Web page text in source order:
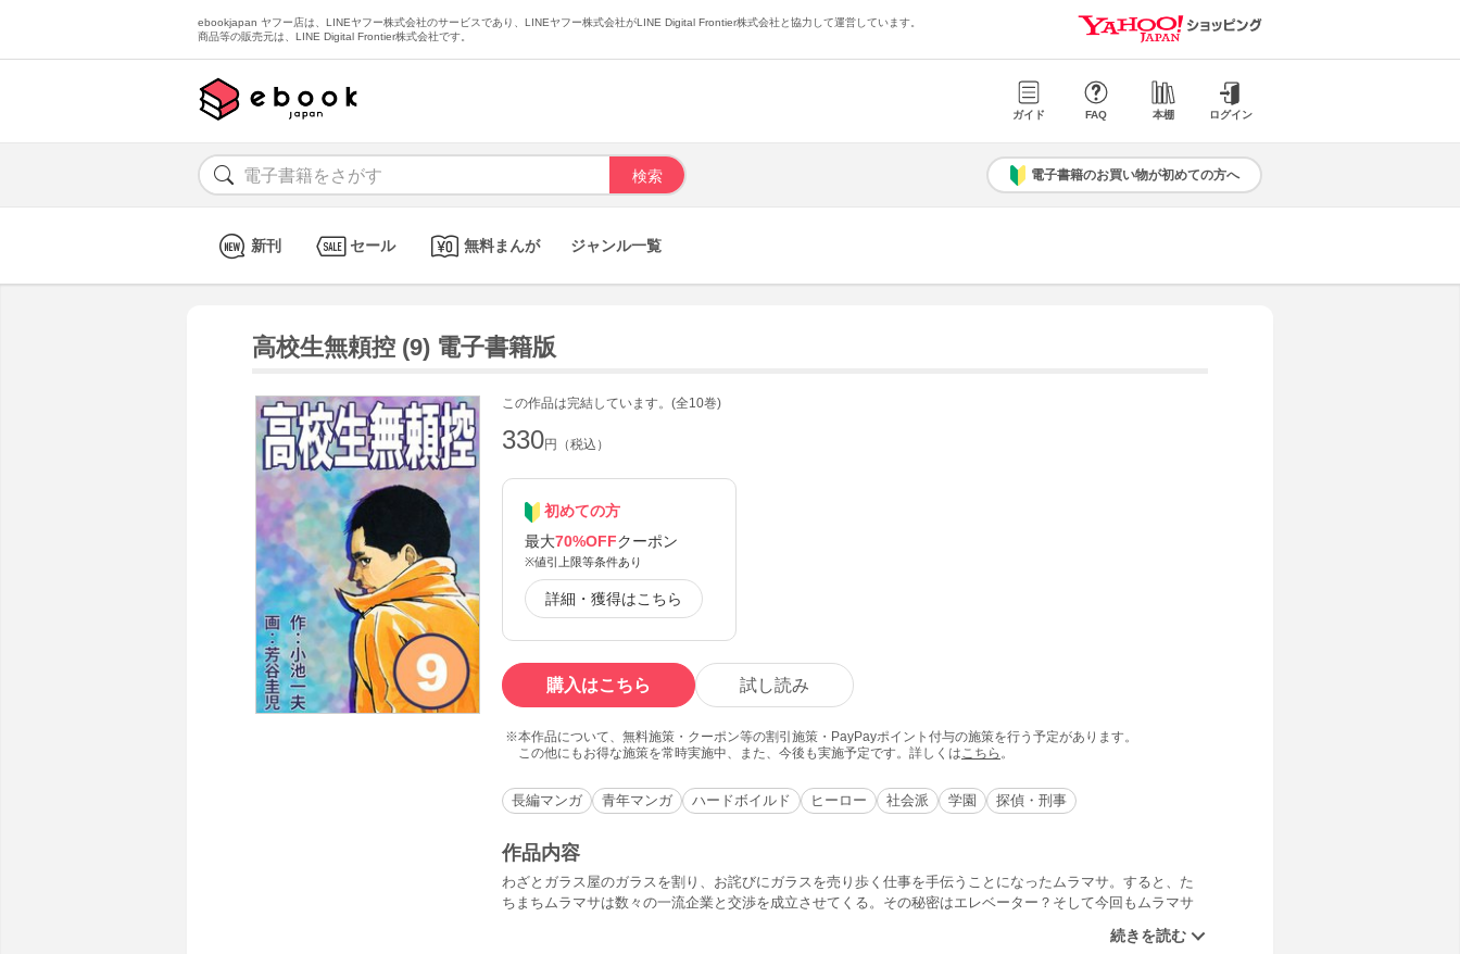
ebookjapan ヤフー店は、LINEヤフー株式会社のサービスであり、LINEヤフー株式会社がLINE Digital Frontier株式会社と協力して運営しています。
商品等の販売元は、LINE Digital Frontier株式会社です。
ガイド FAQ 本棚 ログイン
電子書籍のお買い物が初めての方へ
新刊 セール 無料まんが ジャンル一覧
高校生無頼控 (9) 電子書籍版
この作品は完結しています。(全10巻)
330円（税込）
初めての方
最大70%OFFクーポン
※値引上限等条件あり
詳細・獲得はこちら
購入はこちら 試し読み
本作品について、無料施策・クーポン等の割引施策・PayPayポイント付与の施策を行う予定があります。
この他にもお得な施策を常時実施中、また、今後も実施予定です。詳しくは こちら 。
長編マンガ 青年マンガ ハードボイルド ヒーロー 社会派 学園 探偵・刑事
作品内容
わざとガラス屋のガラスを割り、お詫びにガラスを売り歩く仕事を手伝うことになったムラマサ。すると、た
ちまちムラマサは数々の一流企業と交渉を成立させてくる。その秘密はエレベーター？そして今回もムラマサ